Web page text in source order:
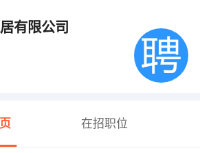
有限公司
在招职位